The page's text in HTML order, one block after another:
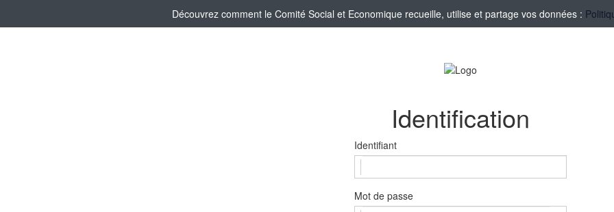
Découvrez comment le Comité Social et Economique recueille, utilise et partage vos données :
Identification
Identifiant
Mot de passe